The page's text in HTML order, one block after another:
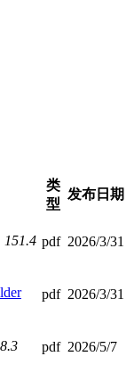
类
型
发布日期
pdf 2026/3/31
pdf 2026/3/31
pdf 2026/5/7